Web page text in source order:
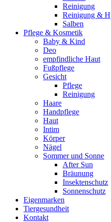
Reinigung
Reinigung &
Salben
Pflege & Kosmetik
Baby & Kind
Deo
empfindliche Haut
Fußpflege
Gesicht
Pflege
Reinigung
Haare
Handpflege
Haut
Intim
Körper
Nägel
Sommer und Sonne
After Sun
Bräunung
Insektenschutz
Sonnenschutz
Eigenmarken
Tiergesundheit
Kontakt